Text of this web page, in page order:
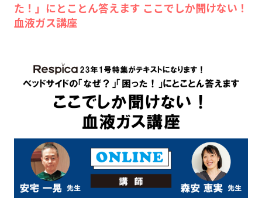
た！」にとことん答えます ここでしか聞けない！
血液ガス講座